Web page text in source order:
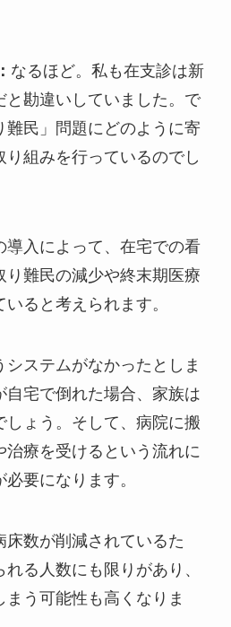
なるほど。私も在支診は新
と勘違いしていました。で
難民」問題にどのように寄
組みを行っているのでし
導入によって、在宅での看
り難民の減少や終末期医療
ると考えられます。
ステムがなかったとしま
自宅で倒れた場合、家族は
しょう。そして、病院に搬
治療を受けるという流れに
要になります。
床数が削減されているた
る人数にも限りがあり、
う可能性も高くなりま